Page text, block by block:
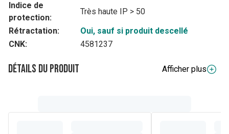
Indice de
protection:
Très haute IP > 50
Rétractation:
Oui, sauf si produit descellé
CNK:
4581237
Détails du produit
Afficher plus
prévenir les dommages cellulaires et le